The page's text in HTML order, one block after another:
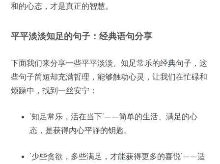
和的心态，才是真正的智慧。
平平淡淡知足的句子：经典语句分享
下面我们来分享一些平平淡淡、知足常乐的经典句子，这
些句子简短却充满哲理，能够触动心灵，让我们在忙碌和
烦躁中，找到一丝安宁：
‘知足常乐，活在当下’——简单的生活、满足的心
态，是获得内心平静的钥匙。
‘少些贪欲，多些满足，才能获得更多的喜悦’——适